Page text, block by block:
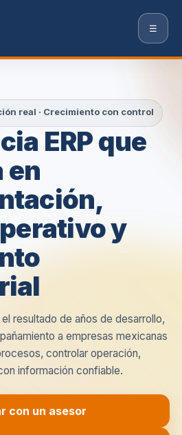
☰
real · Crecimiento con control
ERP que
en
y
resultado de años de desarrollo,
a empresas mexicanas
controlar operación,
información confiable.
con un asesor